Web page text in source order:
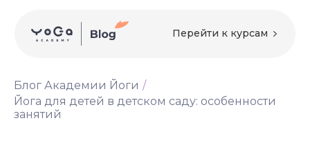
Перейти к курсам
Блог Академии Йоги /
Йога для детей в детском саду: особенности
занятий